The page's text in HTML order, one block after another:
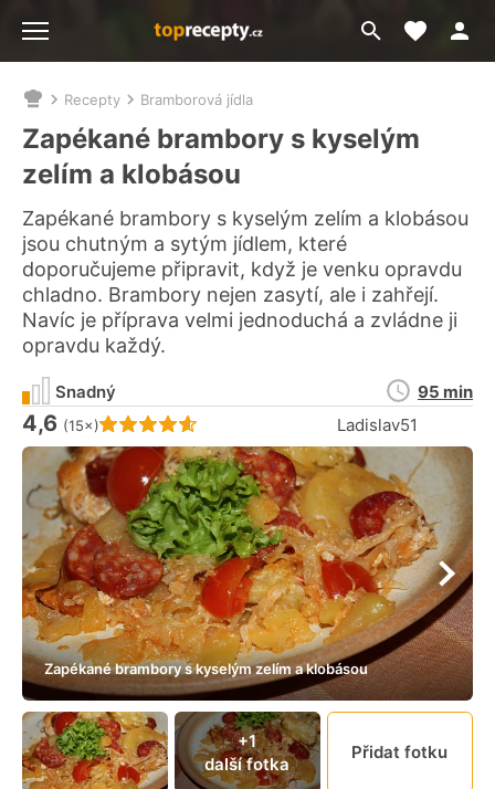
Přejít
na
Moje
Nacházíte
se
zde:
Recepty Bramborová jídla
Zapékané brambory s kyselým
zelím a klobásou
Zapékané brambory s kyselým zelím a klobásou
jsou chutným a sytým jídlem, které
doporučujeme připravit, když je venku opravdu
chladno. Brambory nejen zasytí, ale i zahřejí.
Navíc je příprava velmi jednoduchá a zvládne ji
opravdu každý.
Hodnocení receptu je
4,6 (15×) Ladislav51
Snadný
Doba
95 min
Zapékané brambory s kyselým zelím a klobásou
+1
další fotka
Přidat fotku